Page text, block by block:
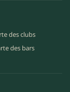
des clubs
des bars